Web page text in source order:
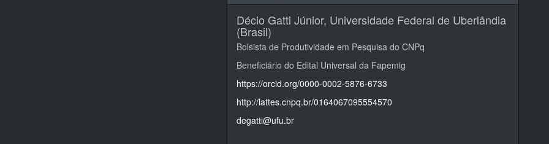
Décio Gatti Júnior, Universidade Federal de Uberlândia
(Brasil)
Bolsista de Produtividade em Pesquisa do CNPq
Beneficiário do Edital Universal da Fapemig
https://orcid.org/0000-0002-5876-6733
http://lattes.cnpq.br/0164067095554570
degatti@ufu.br